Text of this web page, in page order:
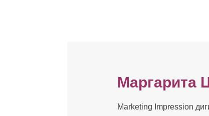
Маргарита
Marketing Impression